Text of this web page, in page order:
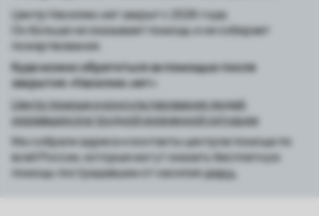
Центр Насилию.нет закрыт с 2026 года.
Он больше не оказывает помощь и не собирает
пожертвования.
Куда можно обратиться за помощью после
закрытия «Насилию.нет»
Центр помощи и консультирования людей,
оказавшихся в трудной жизненной ситуации
Мы собрали адреса и контакты центров помощи по
всей России, которые могут оказать бесплатную
помощь пострадавшим от насилияздесь